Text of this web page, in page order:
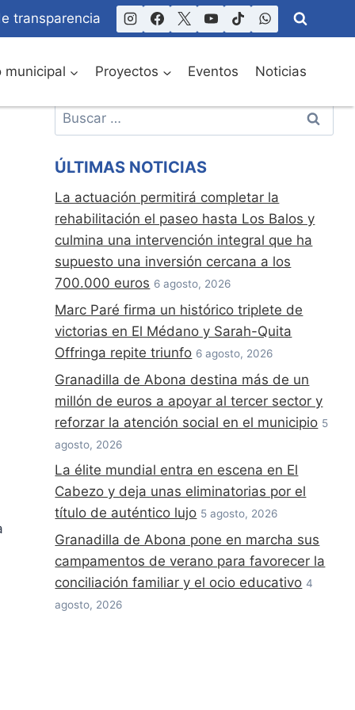
transparencia
municipal Proyectos Eventos Noticias
Buscar:
ÚLTIMAS NOTICIAS
La actuación permitirá completar la
rehabilitación el paseo hasta Los Balos y
culmina una intervención integral que ha
supuesto una inversión cercana a los
700.000 euros 6 agosto, 2026
Marc Paré firma un histórico triplete de
victorias en El Médano y Sarah-Quita
Offringa repite triunfo 6 agosto, 2026
Granadilla de Abona destina más de un
millón de euros a apoyar al tercer sector y
reforzar la atención social en el municipio 5
agosto, 2026
La élite mundial entra en escena en El
Cabezo y deja unas eliminatorias por el
título de auténtico lujo 5 agosto, 2026
Granadilla de Abona pone en marcha sus
campamentos de verano para favorecer la
conciliación familiar y el ocio educativo 4
agosto, 2026